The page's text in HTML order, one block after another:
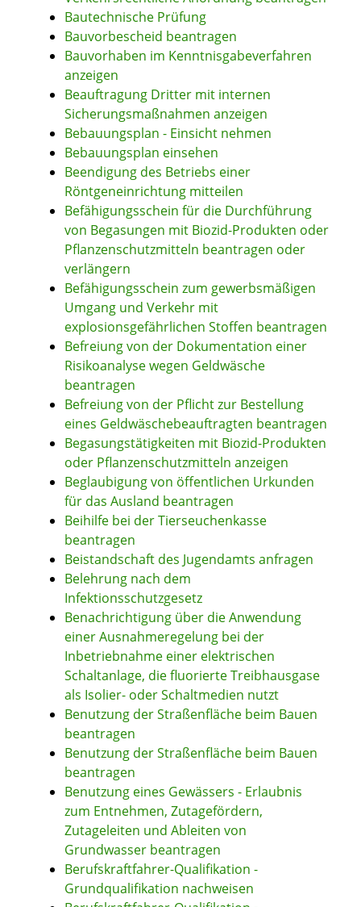
Bautechnische Prüfung
Bauvorbescheid beantragen
Bauvorhaben im Kenntnisgabeverfahren
anzeigen
Beauftragung Dritter mit internen
Sicherungsmaßnahmen anzeigen
Bebauungsplan - Einsicht nehmen
Bebauungsplan einsehen
Beendigung des Betriebs einer
Röntgeneinrichtung mitteilen
Befähigungsschein für die Durchführung
von Begasungen mit Biozid-Produkten oder
Pflanzenschutzmitteln beantragen oder
verlängern
Befähigungsschein zum gewerbsmäßigen
Umgang und Verkehr mit
explosionsgefährlichen Stoffen beantragen
Befreiung von der Dokumentation einer
Risikoanalyse wegen Geldwäsche
beantragen
Befreiung von der Pflicht zur Bestellung
eines Geldwäschebeauftragten beantragen
Begasungstätigkeiten mit Biozid-Produkten
oder Pflanzenschutzmitteln anzeigen
Beglaubigung von öffentlichen Urkunden
für das Ausland beantragen
Beihilfe bei der Tierseuchenkasse
beantragen
Beistandschaft des Jugendamts anfragen
Belehrung nach dem
Infektionsschutzgesetz
Benachrichtigung über die Anwendung
einer Ausnahmeregelung bei der
Inbetriebnahme einer elektrischen
Schaltanlage, die fluorierte Treibhausgase
als Isolier- oder Schaltmedien nutzt
Benutzung der Straßenfläche beim Bauen
beantragen
Benutzung der Straßenfläche beim Bauen
beantragen
Benutzung eines Gewässers - Erlaubnis
zum Entnehmen, Zutagefördern,
Zutageleiten und Ableiten von
Grundwasser beantragen
Berufskraftfahrer-Qualifikation -
Grundqualifikation nachweisen